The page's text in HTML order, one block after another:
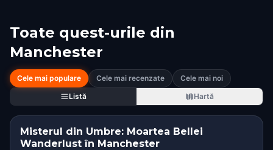
Toate quest-urile din
Manchester
Cele mai populare Cele mai recenzate
Cele mai noi
Listă
Hartă
Misterul din Umbre: Moartea Bellei
Wanderlust în Manchester